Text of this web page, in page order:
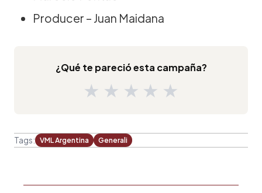
Producer – Juan Maidana
¿Qué te pareció esta campaña?
★ ★ ★ ★ ★
Tags: VML Argentina Generali